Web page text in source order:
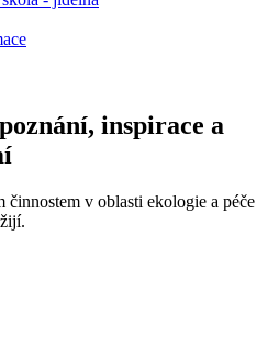
inspirace a
v oblasti ekologie a péče